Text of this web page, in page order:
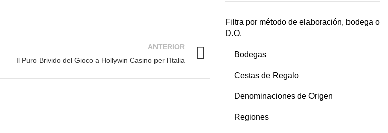
ANTERIOR
Il Puro Brivido del Gioco a Hollywin Casino per l’Italia
Filtra por método de elaboración, bodega o
D.O.
Bodegas
Cestas de Regalo
Denominaciones de Origen
Regiones